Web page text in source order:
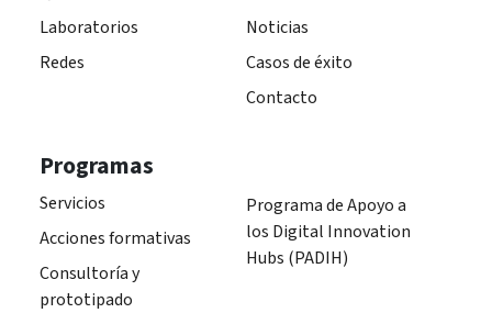
Laboratorios
Redes
Noticias
Casos de éxito
Contacto
Programas
Servicios
Acciones formativas
Consultoría y
prototipado
Programa de Apoyo a
los Digital Innovation
Hubs (PADIH)